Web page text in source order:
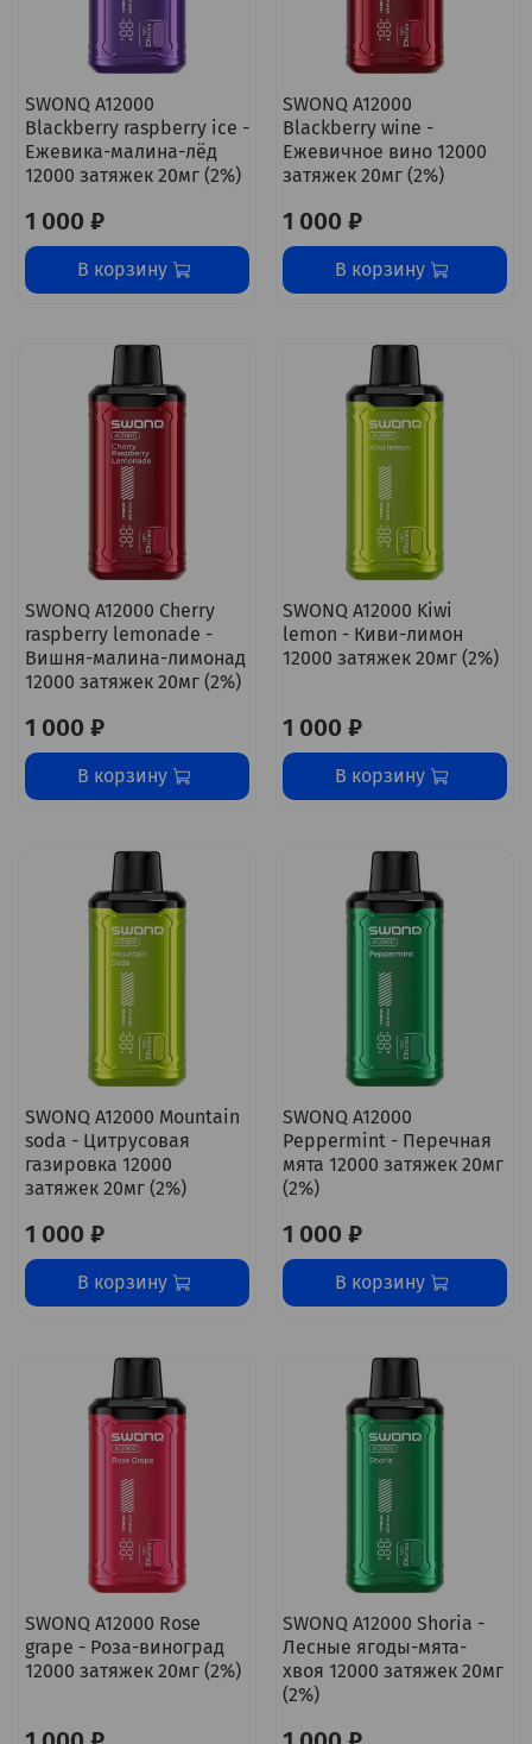
SWONQ A12000
Blackberry raspberry ice -
Ежевика-малина-лёд
12000 затяжек 20мг (2%)
1 000 ₽
В корзину
SWONQ A12000
Blackberry wine -
Ежевичное вино 12000
затяжек 20мг (2%)
1 000 ₽
В корзину
SWONQ A12000 Cherry
raspberry lemonade -
Вишня-малина-лимонад
12000 затяжек 20мг (2%)
1 000 ₽
В корзину
SWONQ A12000 Kiwi
lemon - Киви-лимон
12000 затяжек 20мг (2%)
1 000 ₽
В корзину
SWONQ A12000 Mountain
soda - Цитрусовая
газировка 12000
затяжек 20мг (2%)
1 000 ₽
В корзину
SWONQ A12000
Peppermint - Перечная
мята 12000 затяжек 20мг
(2%)
1 000 ₽
В корзину
SWONQ A12000 Rose
grape - Роза-виноград
12000 затяжек 20мг (2%)
SWONQ A12000 Shoria -
Лесные ягоды-мята-
хвоя 12000 затяжек 20мг
(2%)